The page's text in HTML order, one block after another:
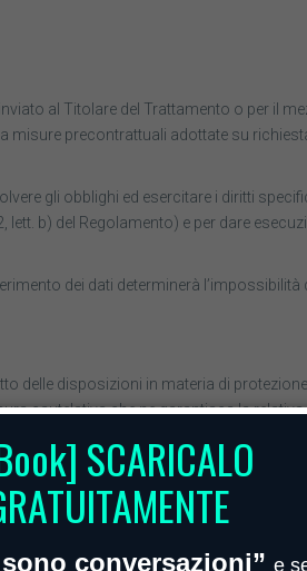
al Titolare del Trattamento o per il
precontrattuali adottate su
gli obblighi ed esercitare i diritti
b) del Regolamento) e per dare
dei dati determinerà
delle disposizioni in materia di
cautelativa che ne garantisca la
quali Lei ha affidato l’incarico di supporto
o categorie di soggetti: